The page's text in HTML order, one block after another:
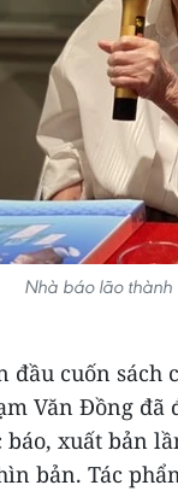
Nhà báo lão thành
đầu cuốn sách
Văn Đồng đã
báo, xuất bản
bản. Tác